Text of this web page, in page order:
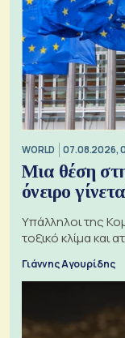
WORLD 07.08.2026,
Μια θέση
όνειρο
Υπάλληλοι της
τοξικό κλίμα και
Γιάννης Αγουρίδης